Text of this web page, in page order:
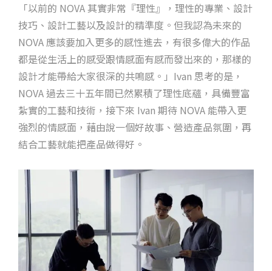
「以前的 NOVA 其實非常『理性』，理性的專業、設計
技巧、設計工藝以及設計的精準度。但我認為未來的
NOVA 應該要加入更多的感性進去，有很多偉大的作品
都是從生活上的感受跟情感面有感而發出來的，那樣的
設計才能帶給大家很深的共鳴感。」Ivan 思考的是，
NOVA 過去三十五年間已然累積了理性底蘊，具備豐富
紮實的工藝和技術，接下來 Ivan 期待 NOVA 能帶入更
強烈的情感面，藉由說一個好故事、營造產品氛圍，再
結合工藝就能把產品做得好。